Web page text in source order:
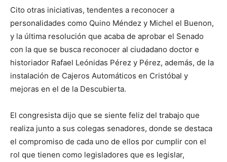
Cito otras iniciativas, tendentes a reconocer a
personalidades como Quino Méndez y Michel el Buenon,
y la última resolución que acaba de aprobar el Senado
con la que se busca reconocer al ciudadano doctor e
historiador Rafael Leónidas Pérez y Pérez, además, de la
instalación de Cajeros Automáticos en Cristóbal y
mejoras en el de la Descubierta.
El congresista dijo que se siente feliz del trabajo que
realiza junto a sus colegas senadores, donde se destaca
el compromiso de cada uno de ellos por cumplir con el
rol que tienen como legisladores que es legislar,